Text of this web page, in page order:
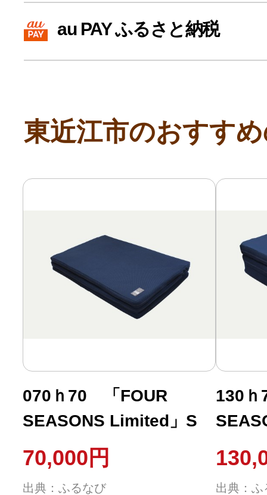
寄付上限額シミュレーション
副業・パラレルワーカー
個人事業主・フリーラン
ふるさと納税の基礎知識
自治体直営サイト特集
はじめるバイブルとは
よくあるご質問
au PAY ふるさと納税
東近江市のおすす
070ｈ70 「FOUR
SEASONS Limited」S
70,000円
出典：ふるなび
130
S（
出典：ふ